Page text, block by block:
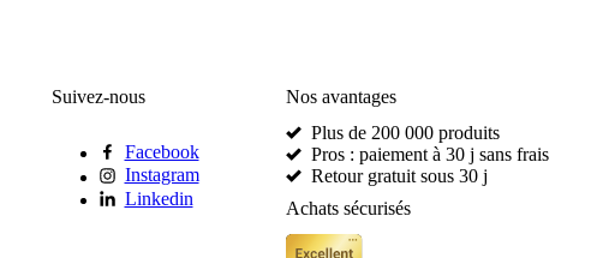
Suivez-nous
Facebook
Instagram
Linkedin
Nos avantages
Plus de 200 000 produits
Pros : paiement à 30 j sans frais
Retour gratuit sous 30 j
Achats sécurisés